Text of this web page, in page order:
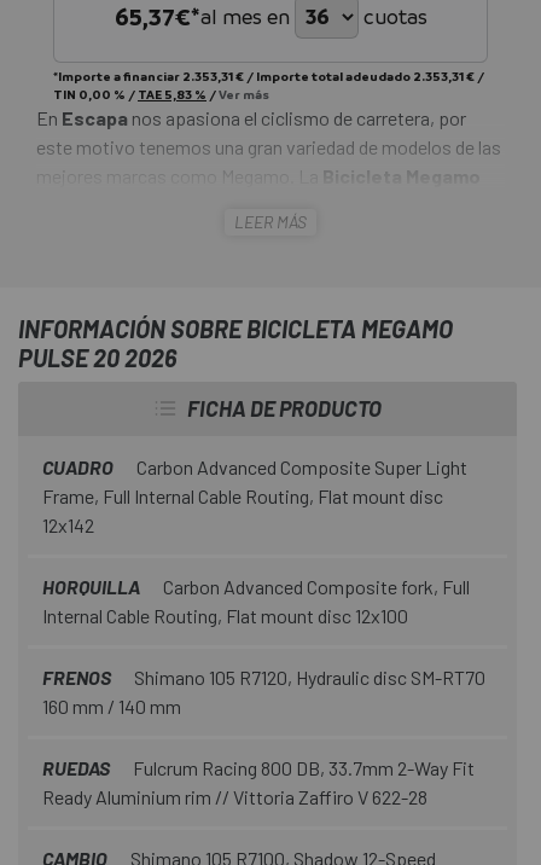
65,37€*al mes en cuotas
*Importe a financiar 2.353,31 € / Importe total adeudado 2.353,31 € /
TIN 0,00 % / TAE 5,83 % /Ver más
En Escapa nos apasiona el ciclismo de carretera, por
este motivo tenemos una gran variedad de modelos de las
mejores marcas como Megamo. La Bicicleta Megamo
reactividad, y rendimiento en subida. Con una gran
cuadro de carbono ligero.
LEER MÁS
INFORMACIÓN SOBRE BICICLETA MEGAMO
PULSE 20 2026
FICHA DE PRODUCTO
CUADRO
Carbon Advanced Composite Super Light
Frame, Full Internal Cable Routing, Flat mount disc
12x142
HORQUILLA
Carbon Advanced Composite fork, Full
Internal Cable Routing, Flat mount disc 12x100
FRENOS
Shimano 105 R7120, Hydraulic disc SM-RT70
160 mm / 140 mm
RUEDAS
Fulcrum Racing 800 DB, 33.7mm 2-Way Fit
Ready Aluminium rim // Vittoria Zaffiro V 622-28
CAMBIO Shimano 105 R7100, Shadow 12-Speed